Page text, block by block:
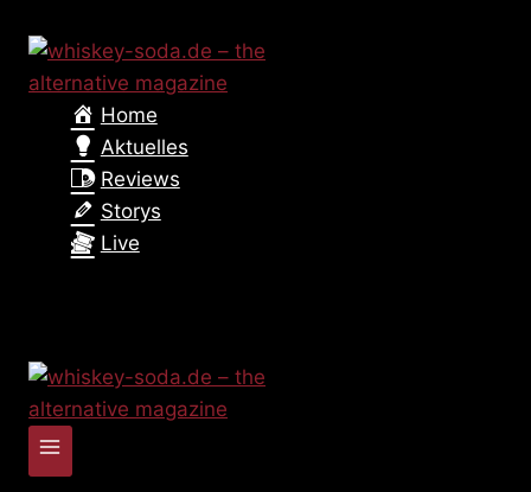
Inhalt
springen
Home
Aktuelles
Reviews
Storys
Live